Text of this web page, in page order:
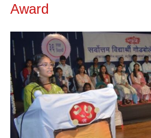
Award